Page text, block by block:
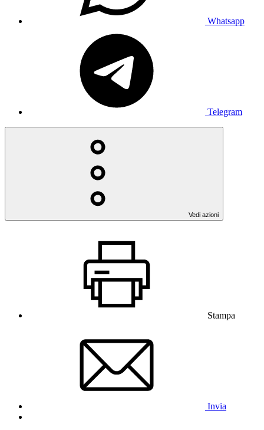
Whatsapp
Telegram
Vedi azioni
Stampa
Invia